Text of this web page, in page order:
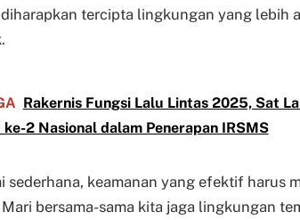
tercipta lingkungan yang lebih
Rakernis Fungsi Lalu Lintas 2025, Sat
2 Nasional dalam Penerapan IRSMS
sederhana, keamanan yang efektif harus
bersama-sama kita jaga lingkungan